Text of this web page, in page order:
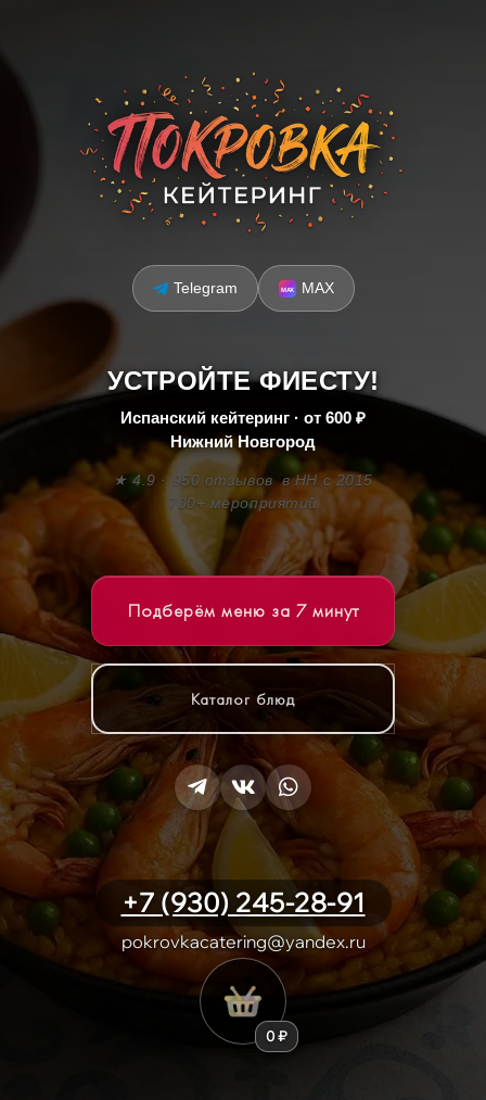
Подберём меню за 7 минут
Каталог блюд
Telegram MAX
УСТРОЙТЕ ФИЕСТУ!
Испанский кейтеринг · от 600 ₽
Нижний Новгород
★ 4.9 · 950 отзывов в НН с 2015
700+ мероприятий
+7 (930) 245-28-91
pokrovkacatering@yandex.ru
0 ₽